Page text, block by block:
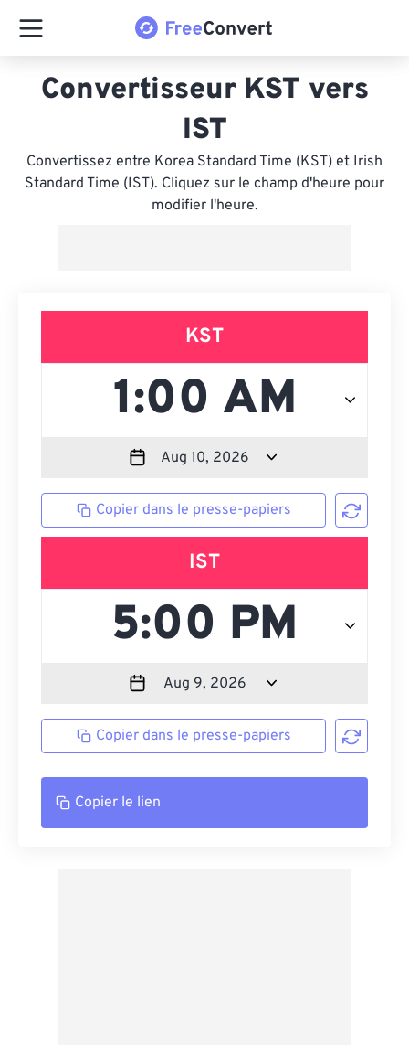
Convertisseur KST vers
IST
Convertissez entre Korea Standard Time (KST) et Irish
Standard Time (IST). Cliquez sur le champ d'heure pour
modifier l'heure.
KST
Copier dans le presse-papiers
IST
Copier dans le presse-papiers
Copier le lien